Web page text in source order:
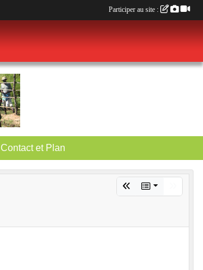
Contact et Plan
Participer au site :